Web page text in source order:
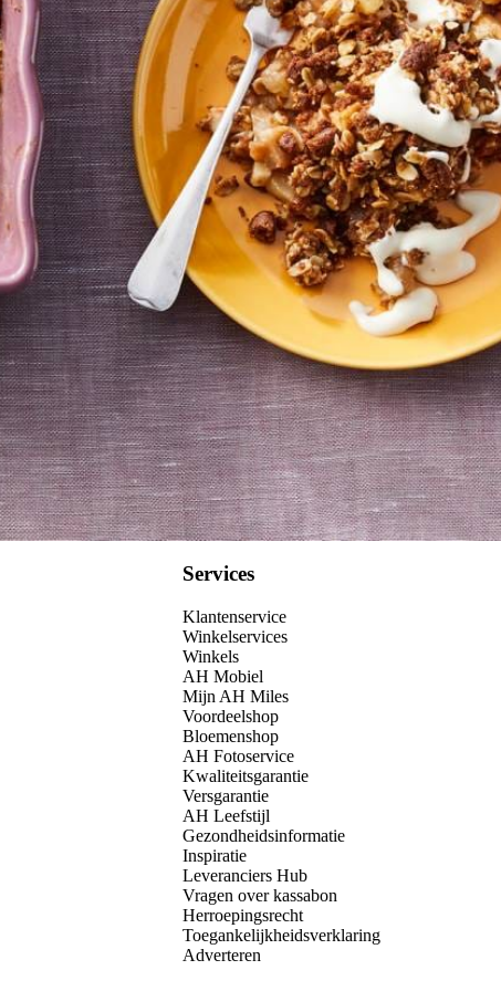
Kies producten
Wat vond je van dit recept?
Services
Klantenservice
Winkelservices
Winkels
AH Mobiel
Mijn AH Miles
Voordeelshop
Bloemenshop
AH Fotoservice
Kwaliteitsgarantie
Versgarantie
AH Leefstijl
Gezondheidsinformatie
Inspiratie
Leveranciers Hub
Vragen over kassabon
Herroepingsrecht
Toegankelijkheidsverklaring
Adverteren